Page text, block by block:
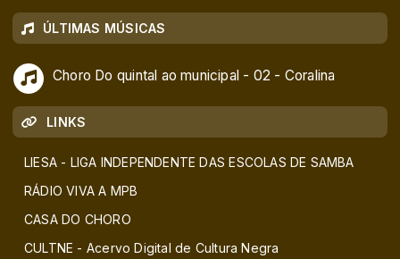
ÚLTIMAS MÚSICAS
Choro Do quintal ao municipal - 02 - Coralina
LINKS
LIESA - LIGA INDEPENDENTE DAS ESCOLAS DE SAMBA
RÁDIO VIVA A MPB
CASA DO CHORO
CULTNE - Acervo Digital de Cultura Negra